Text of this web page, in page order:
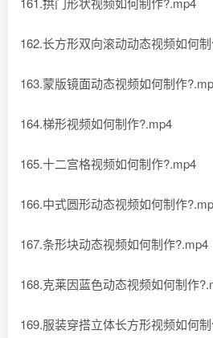
162.长方形双向滚动动态视频如何
163.蒙版镜面动态视频如何制作
164.梯形视频如何制作?.mp4
165.十二宫格视频如何制作?.mp4
166.中式圆形动态视频如何制作
167.条形块动态视频如何制作?.mp4
168.克莱因蓝色动态视频如何制作
169.服装穿搭立体长方形视频如何